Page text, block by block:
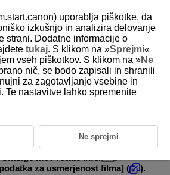
za usmerjenost filma] (
).
uporablja piškotke, da
izkušnjo in analizira delovanje
strani. Dodatne informacije o
tukaj. S klikom na »Sprejmi«
vseh piškotkov. S klikom na »Ne
nič, se bodo zapisali in shranili
za zagotavljanje vsebine in
Te nastavitve lahko spremenite
Ne sprejmi